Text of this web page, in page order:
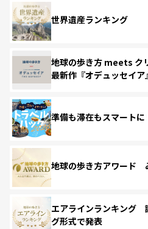
世界遺産ランキング
地球の歩き方 meets ク
最新作『オデュッセイア』
準備も滞在もスマート
地球の歩き方アワード
エアラインランキング
グ形式で発表